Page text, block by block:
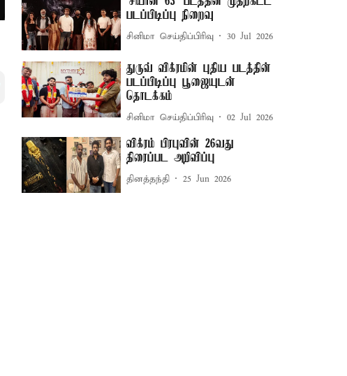
படப்பிடிப்பு நிறைவு
சினிமா செய்திப்பிரிவு 30 Jul 2026
துருவ் விக்ரமின் புதிய படத்தின்
படப்பிடிப்பு பூஜையுடன்
தொடக்கம்
சினிமா செய்திப்பிரிவு 02 Jul 2026
விக்ரம் பிரபுவின் 26வது
திரைப்பட அறிவிப்பு
தினத்தந்தி 25 Jun 2026